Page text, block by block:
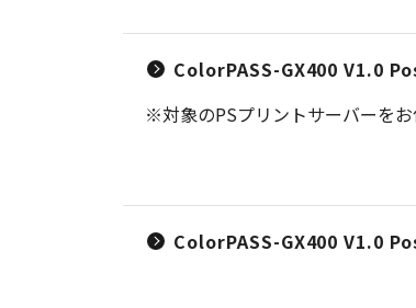
ColorPASS-GX400 V1.0
※対象のPSプリントサーバーを
ColorPASS-GX400 V1.0